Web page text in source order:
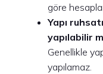
göre
Yapı
yapılabilir
Genellikle
yapılamaz.